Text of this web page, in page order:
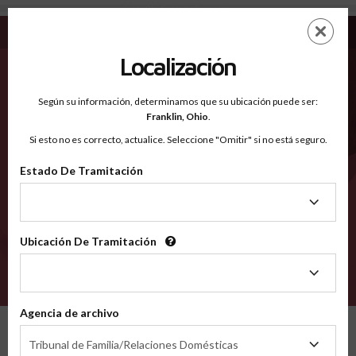
Custer OK - Condados Reconocidos
EN
Condados Reconocidos
2600
Localización
Según su información, determinamos que su ubicación puede ser:
Franklin, Ohio.
Si esto no es correcto, actualice. Seleccione "Omitir" si no está seguro.
Estado De Tramitación
Tramitación
Ubicación De Tramitación
Tramitación
Agencia de archivo
Tribunal de Familia/Relaciones Domésticas
de